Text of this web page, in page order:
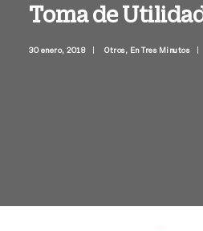
Otros
Toma de
30 enero, 2018 Otros, En Tres Minutos